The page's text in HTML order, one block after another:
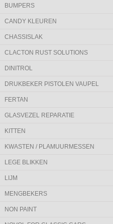
BUMPERS
CANDY KLEUREN
CHASSISLAK
CLACTON RUST SOLUTIONS
DINITROL
DRUKBEKER PISTOLEN VAUPEL
FERTAN
GLASVEZEL REPARATIE
KITTEN
KWASTEN / PLAMUURMESSEN
LEGE BLIKKEN
LIJM
MENGBEKERS
NON PAINT